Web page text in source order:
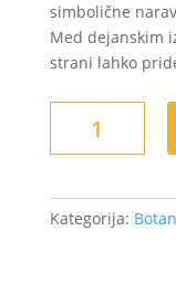
simbolične
Med dejanskim
strani lahko
količina
Kategorija: